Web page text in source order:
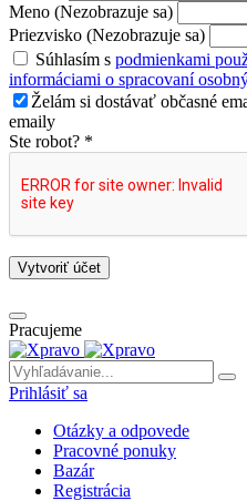
Meno (Nezobrazuje sa)
Priezvisko (Nezobrazuje sa)
Súhlasím s podmienkami
informáciami o spracovaní
Želám si dostávať občasné
emaily
Ste robot? *
Vytvoriť účet
Pracujeme
Prihlásiť sa
Otázky a odpovede
Pracovné ponuky
Bazár
Registrácia